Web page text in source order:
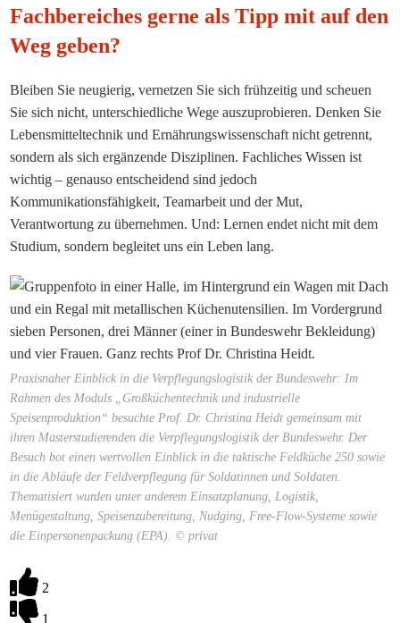
Fachbereiches gerne als Tipp mit auf den
Weg geben?
Bleiben Sie neugierig, vernetzen Sie sich frühzeitig und scheuen
Sie sich nicht, unterschiedliche Wege auszuprobieren. Denken Sie
Lebensmitteltechnik und Ernährungswissenschaft nicht getrennt,
sondern als sich ergänzende Disziplinen. Fachliches Wissen ist
wichtig – genauso entscheidend sind jedoch
Kommunikationsfähigkeit, Teamarbeit und der Mut,
Verantwortung zu übernehmen. Und: Lernen endet nicht mit dem
Studium, sondern begleitet uns ein Leben lang.
Praxisnaher Einblick in die Verpflegungslogistik der Bundeswehr: Im
Rahmen des Moduls „Großküchentechnik und industrielle
Speisenproduktion“ besuchte Prof. Dr. Christina Heidt gemeinsam mit
ihren Masterstudierenden die Verpflegungslogistik der Bundeswehr. Der
Besuch bot einen wertvollen Einblick in die taktische Feldküche 250 sowie
in die Abläufe der Feldverpflegung für Soldatinnen und Soldaten.
Thematisiert wurden unter anderem Einsatzplanung, Logistik,
Menügestaltung, Speisenzubereitung, Nudging, Free-Flow-Systeme sowie
die Einpersonenpackung (EPA). © privat
2
1